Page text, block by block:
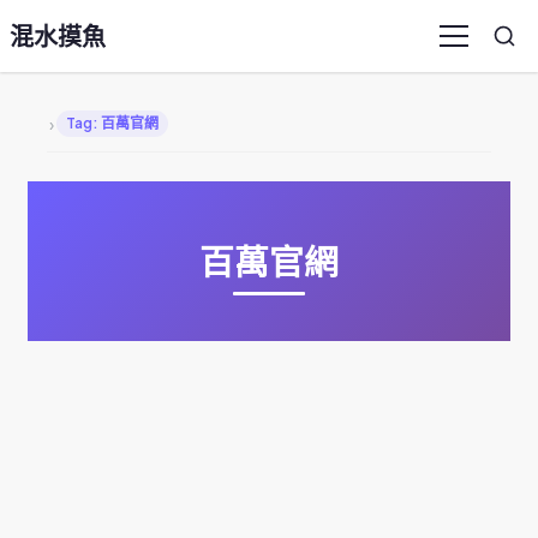
混水摸魚 Menu
› Tag: 百萬官網
百萬官網